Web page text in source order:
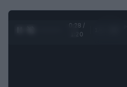
0:29 /
1:20